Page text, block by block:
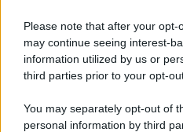
Please note that after your
may continue seeing interest-
information utilized by us or
third parties prior to your opt-
You may separately opt-out of
personal information by third
Hig Tech Mag
Lgbtqia News
Day Travel 365